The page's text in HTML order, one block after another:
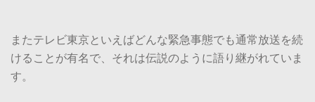
またテレビ東京といえばどんな緊急事態でも通常放送を続
けることが有名で、それは伝説のように語り継がれていま
す。